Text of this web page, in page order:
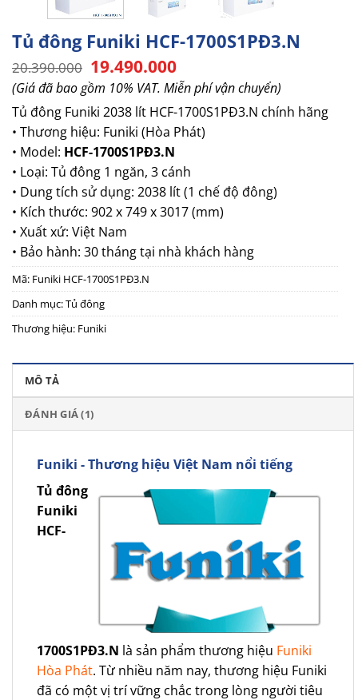
Tủ đông Funiki HCF-1700S1PĐ3.N
20.390.000 Giá
gốc
là:
20.390.000.
19.490.000Giá
hiện
tại
là:
19.490.000.
(Giá đã bao gồm 10% VAT. Miễn phí vận chuyển)
Tủ đông Funiki 2038 lít HCF-1700S1PĐ3.N chính hãng
• Thương hiệu: Funiki (Hòa Phát)
• Model: HCF-1700S1PĐ3.N
• Loại: Tủ đông 1 ngăn, 3 cánh
• Dung tích sử dụng: 2038 lít (1 chế độ đông)
• Kích thước: 902 x 749 x 3017 (mm)
• Xuất xứ: Việt Nam
• Bảo hành: 30 tháng tại nhà khách hàng
Mã: Funiki HCF-1700S1PĐ3.N
Danh mục:Tủ đông
Thương hiệu: Funiki
MÔ TẢ
ĐÁNH GIÁ (1)
Funiki - Thương hiệu Việt Nam nổi tiếng
Tủ đông
Funiki
HCF-
1700S1PĐ3.N là sản phẩm thương hiệu Funiki
Hòa Phát. Từ nhiều năm nay, thương hiệu Funiki
đã có một vị trí vững chắc trong lòng người tiêu